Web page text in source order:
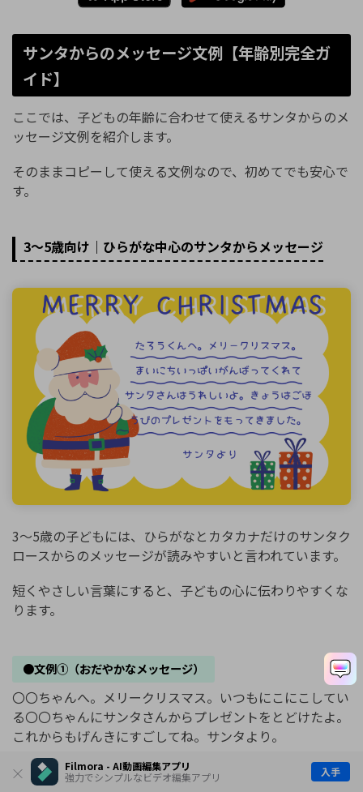
Filmora - AI動画編集アプリ
強力でシンプルなビデオ編集アプリ
入手
サンタからのメッセージ文例【年齢別完全ガ
イド】
ここでは、子どもの年齢に合わせて使えるサンタからのメ
ッセージ文例を紹介します。
そのままコピーして使える文例なので、初めてでも安心で
す。
3〜5歳向け｜ひらがな中心のサンタからメッセージ
3〜5歳の子どもには、ひらがなとカタカナだけのサンタク
ロースからのメッセージが読みやすいと言われています。
短くやさしい言葉にすると、子どもの心に伝わりやすくな
ります。
●文例①（おだやかなメッセージ）
〇〇ちゃんへ。メリークリスマス。いつもにこにこしてい
る〇〇ちゃんにサンタさんからプレゼントをとどけたよ。
これからもげんきにすごしてね。サンタより。